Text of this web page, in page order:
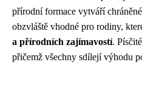
přírodní formace vytváří
obzvláště vhodné pro rodiny,
a přírodních zajímavostí.
přičemž všechny sdílejí výhodu